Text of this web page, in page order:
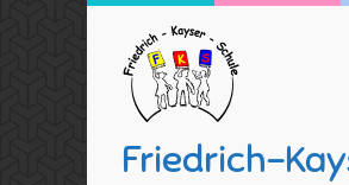
Friedrich-